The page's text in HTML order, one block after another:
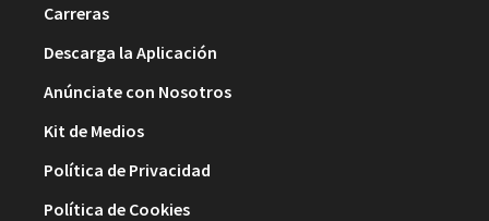
Carreras
Descarga la Aplicación
Anúnciate con Nosotros
Kit de Medios
Política de Privacidad
Política de Cookies